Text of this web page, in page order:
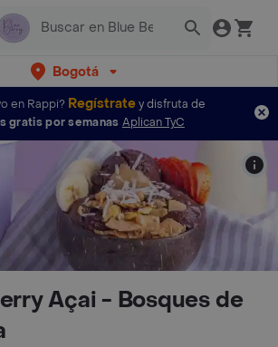
Bogotá
en Rappi? Regístratey disfruta de
gratis por semanas Aplican TyC
Açai - Bosques de